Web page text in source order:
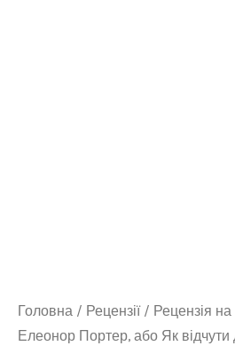
Головна / Рецензії/ Рецензія на
Елеонор Портер, або Як відчути